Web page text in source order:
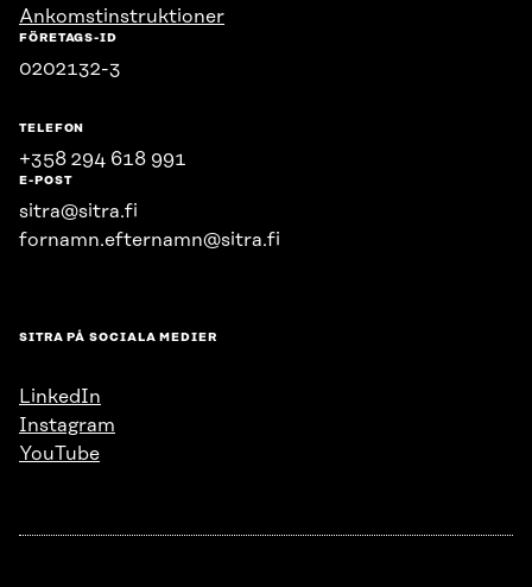
Ankomstinstruktioner
FÖRETAGS-ID
0202132-3
TELEFON
+358 294 618 991
E-POST
sitra@sitra.fi
fornamn.efternamn@sitra.fi
SITRA PÅ SOCIALA MEDIER
LinkedIn
Instagram
YouTube